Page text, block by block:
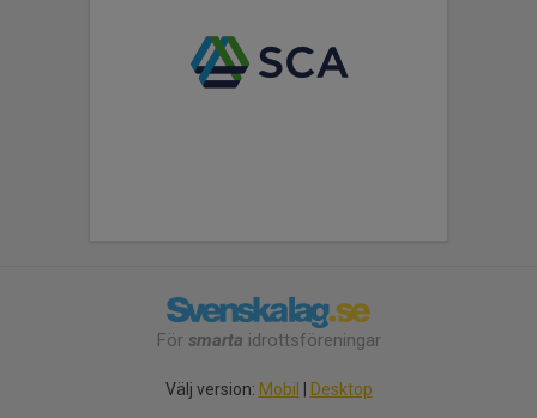
För smarta idrottsföreningar
Välj version: Mobil Desktop